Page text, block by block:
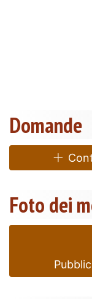
Domande
Foto dei